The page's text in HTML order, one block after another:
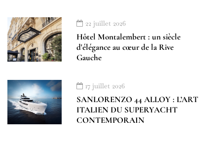
22 juillet 2026
Hôtel Montalembert : un siècle
d'élégance au cœur de la Rive
Gauche
17 juillet 2026
SANLORENZO 44 ALLOY : L’ART
ITALIEN DU SUPERYACHT
CONTEMPORAIN